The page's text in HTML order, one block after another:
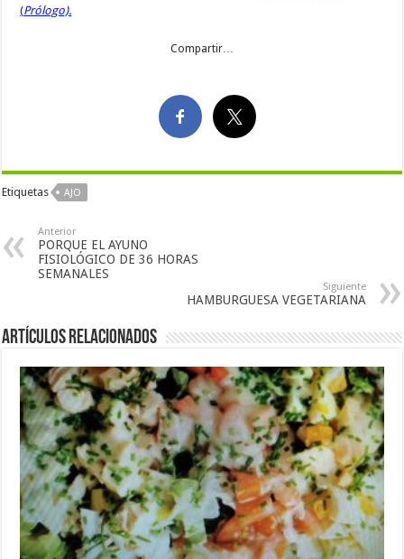
(Prólogo).
Compartir…
Etiquetas AJO
Anterior
PORQUE EL AYUNO
FISIOLÓGICO DE 36 HORAS
SEMANALES
Siguiente
HAMBURGUESA VEGETARIANA
Artículos Relacionados